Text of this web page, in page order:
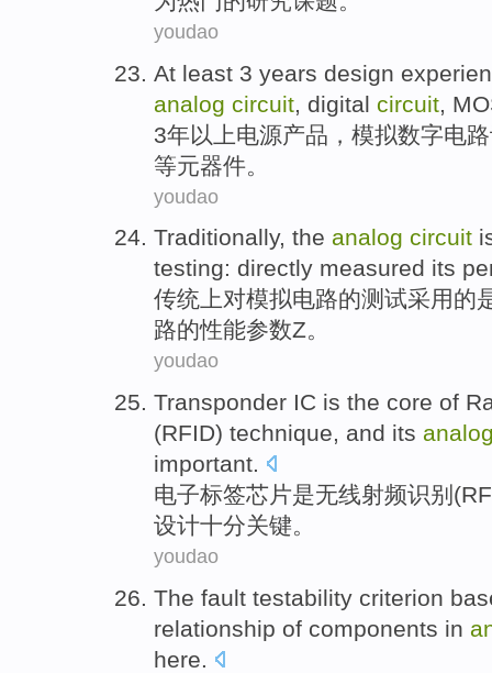
youdao
At least 3 years design
analog circuit digital circuit
3年以上电源产品， 模拟数字电路
等元器件。
youdao
Traditionally, the analog circuit
testing: directly measured its
传统 上对模拟电路的测试采用的
路的性能参数Z。
youdao
Transponder IC is the core of
(RFID) technique, and its
important.
电子标签芯片是无线射频识别 (
设计十分关键。
youdao
The fault testability criterion
relationship of components in
here.